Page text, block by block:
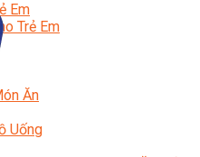
Em
Trẻ Em
Ăn
Uống